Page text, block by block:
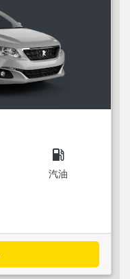
local_gas_station
汽油